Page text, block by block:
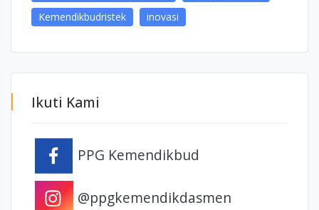
Kemendikbudristek
inovasi
Ikuti Kami
PPG Kemendikbud
@ppgkemendikdasmen